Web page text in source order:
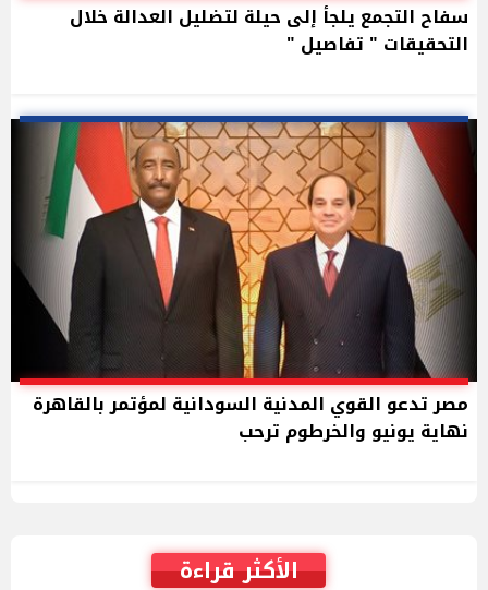
سفاح التجمع يلجأ إلى حيلة لتضليل العدالة خلال
التحقيقات " تفاصيل "
مصر تدعو القوي المدنية السودانية لمؤتمر بالقاهرة
نهاية يونيو والخرطوم ترحب
الأكثر قراءة